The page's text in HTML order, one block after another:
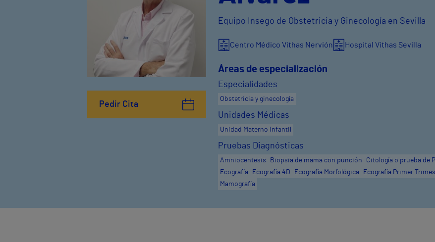
Pedir Cita
Equipo Insego de Obstetricia y Ginecología en Sevilla
Centro Médico Vithas Nervión Hospital Vithas Sevilla
Áreas de especialización
Especialidades
Obstetricia y ginecología
Unidades Médicas
Unidad Materno Infantil
Pruebas Diagnósticas
Amniocentesis Biopsia de mama con punción Citología o prueba de
Ecografía
Ecografía 4D Ecografía Morfológica Ecografía Primer
Mamografía